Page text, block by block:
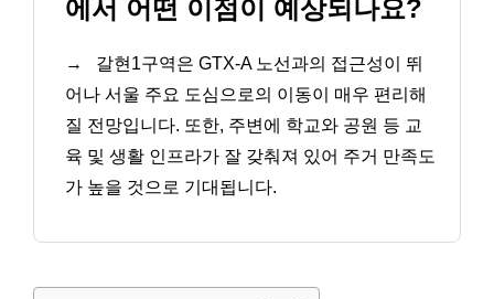
에서 어떤 이점이 예상되나요?
→
갈현1구역은 GTX-A 노선과의 접근성이 뛰
어나 서울 주요 도심으로의 이동이 매우 편리해
질 전망입니다. 또한, 주변에 학교와 공원 등 교
육 및 생활 인프라가 잘 갖춰져 있어 주거 만족도
가 높을 것으로 기대됩니다.